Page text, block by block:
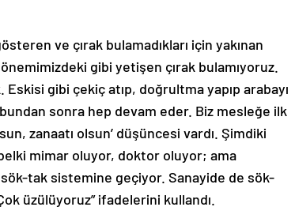
ve çırak bulamadıkları için yakınan
gibi yetişen çırak bulamıyoruz.
gibi çekiç atıp, doğrultma yapıp arabayı
sonra hep devam eder. Biz mesleğe ilk
zanaatı olsun’ düşüncesi vardı. Şimdiki
mimar oluyor, doktor oluyor; ama
tak sistemine geçiyor. Sanayide de sök-
üzülüyoruz” ifadelerini kullandı.